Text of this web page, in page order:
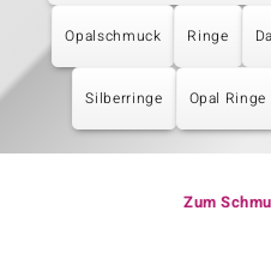
Opalschmuck Ringe
Silberringe Opal Ringe
Zum